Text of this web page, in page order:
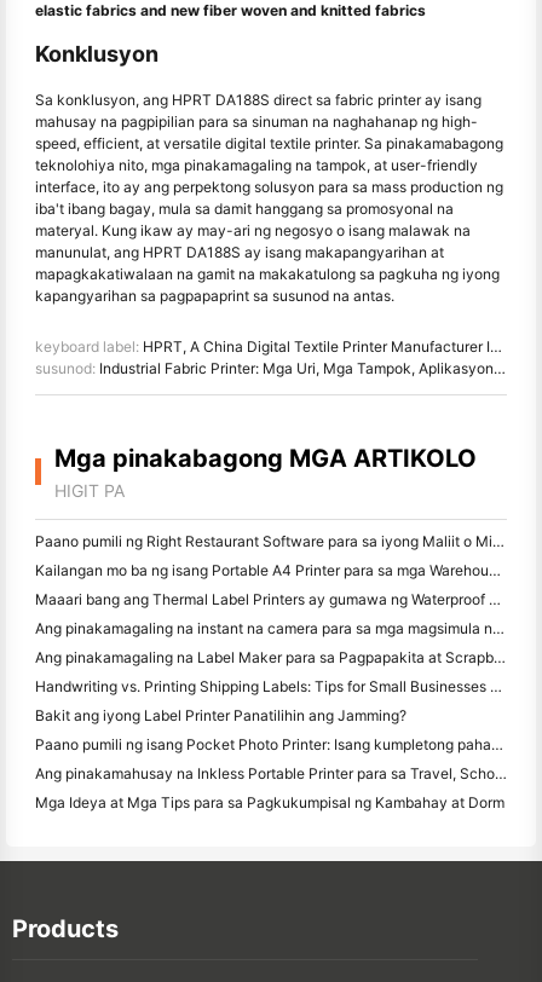
elastic fabrics and new fiber woven and knitted fabrics
Konklusyon
Sa konklusyon, ang HPRT DA188S direct sa fabric printer ay isang
mahusay na pagpipilian para sa sinuman na naghahanap ng high-
speed, efficient, at versatile digital textile printer. Sa pinakamabagong
teknolohiya nito, mga pinakamagaling na tampok, at user-friendly
interface, ito ay ang perpektong solusyon para sa mass production ng
iba't ibang bagay, mula sa damit hanggang sa promosyonal na
materyal. Kung ikaw ay may-ari ng negosyo o isang malawak na
manunulat, ang HPRT DA188S ay isang makapangyarihan at
mapagkakatiwalaan na gamit na makakatulong sa pagkuha ng iyong
kapangyarihan sa pagpapaprint sa susunod na antas.
keyboard label: HPRT, A China Digital Textile Printer Manufacturer Ipinasok sa Market na may tiwala
susunod: Industrial Fabric Printer: Mga Uri, Mga Tampok, Aplikasyon at Mga Prospect sa Hinaharap
Mga pinakabagong MGA ARTIKOLO
HIGIT PA
Paano pumili ng Right Restaurant Software para sa iyong Maliit o Midsize Restaurant
Kailangan mo ba ng isang Portable A4 Printer para sa mga Warehouse Invoices? Ano talagang gumagana
Maaari bang ang Thermal Label Printers ay gumawa ng Waterproof Labels para sa mga maliliit na Producto ng negosyo?
Ang pinakamagaling na instant na camera para sa mga magsimula na ayaw magbasura ng papel
Ang pinakamagaling na Label Maker para sa Pagpapakita at Scrapbooking: Magdagdag ng Karagdagang Color sa bawat Pahina
Handwriting vs. Printing Shipping Labels: Tips for Small Businesses noong 2026
Bakit ang iyong Label Printer Panatilihin ang Jamming?
Paano pumili ng isang Pocket Photo Printer: Isang kumpletong pahayag para sa Pagmamamahayag, Travel, at iPhone Users
Ang pinakamahusay na Inkless Portable Printer para sa Travel, School, at Mobile Work: Hanin MT620 Pro Review
Mga Ideya at Mga Tips para sa Pagkukumpisal ng Kambahay at Dorm
Products